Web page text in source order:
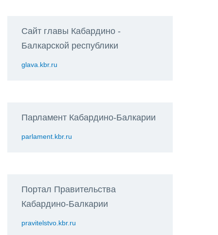
Сайт главы Кабардино -
Балкарской республики
glava.kbr.ru
Парламент Кабардино-Балкарии
parlament.kbr.ru
Портал Правительства
Кабардино-Балкарии
pravitelstvo.kbr.ru